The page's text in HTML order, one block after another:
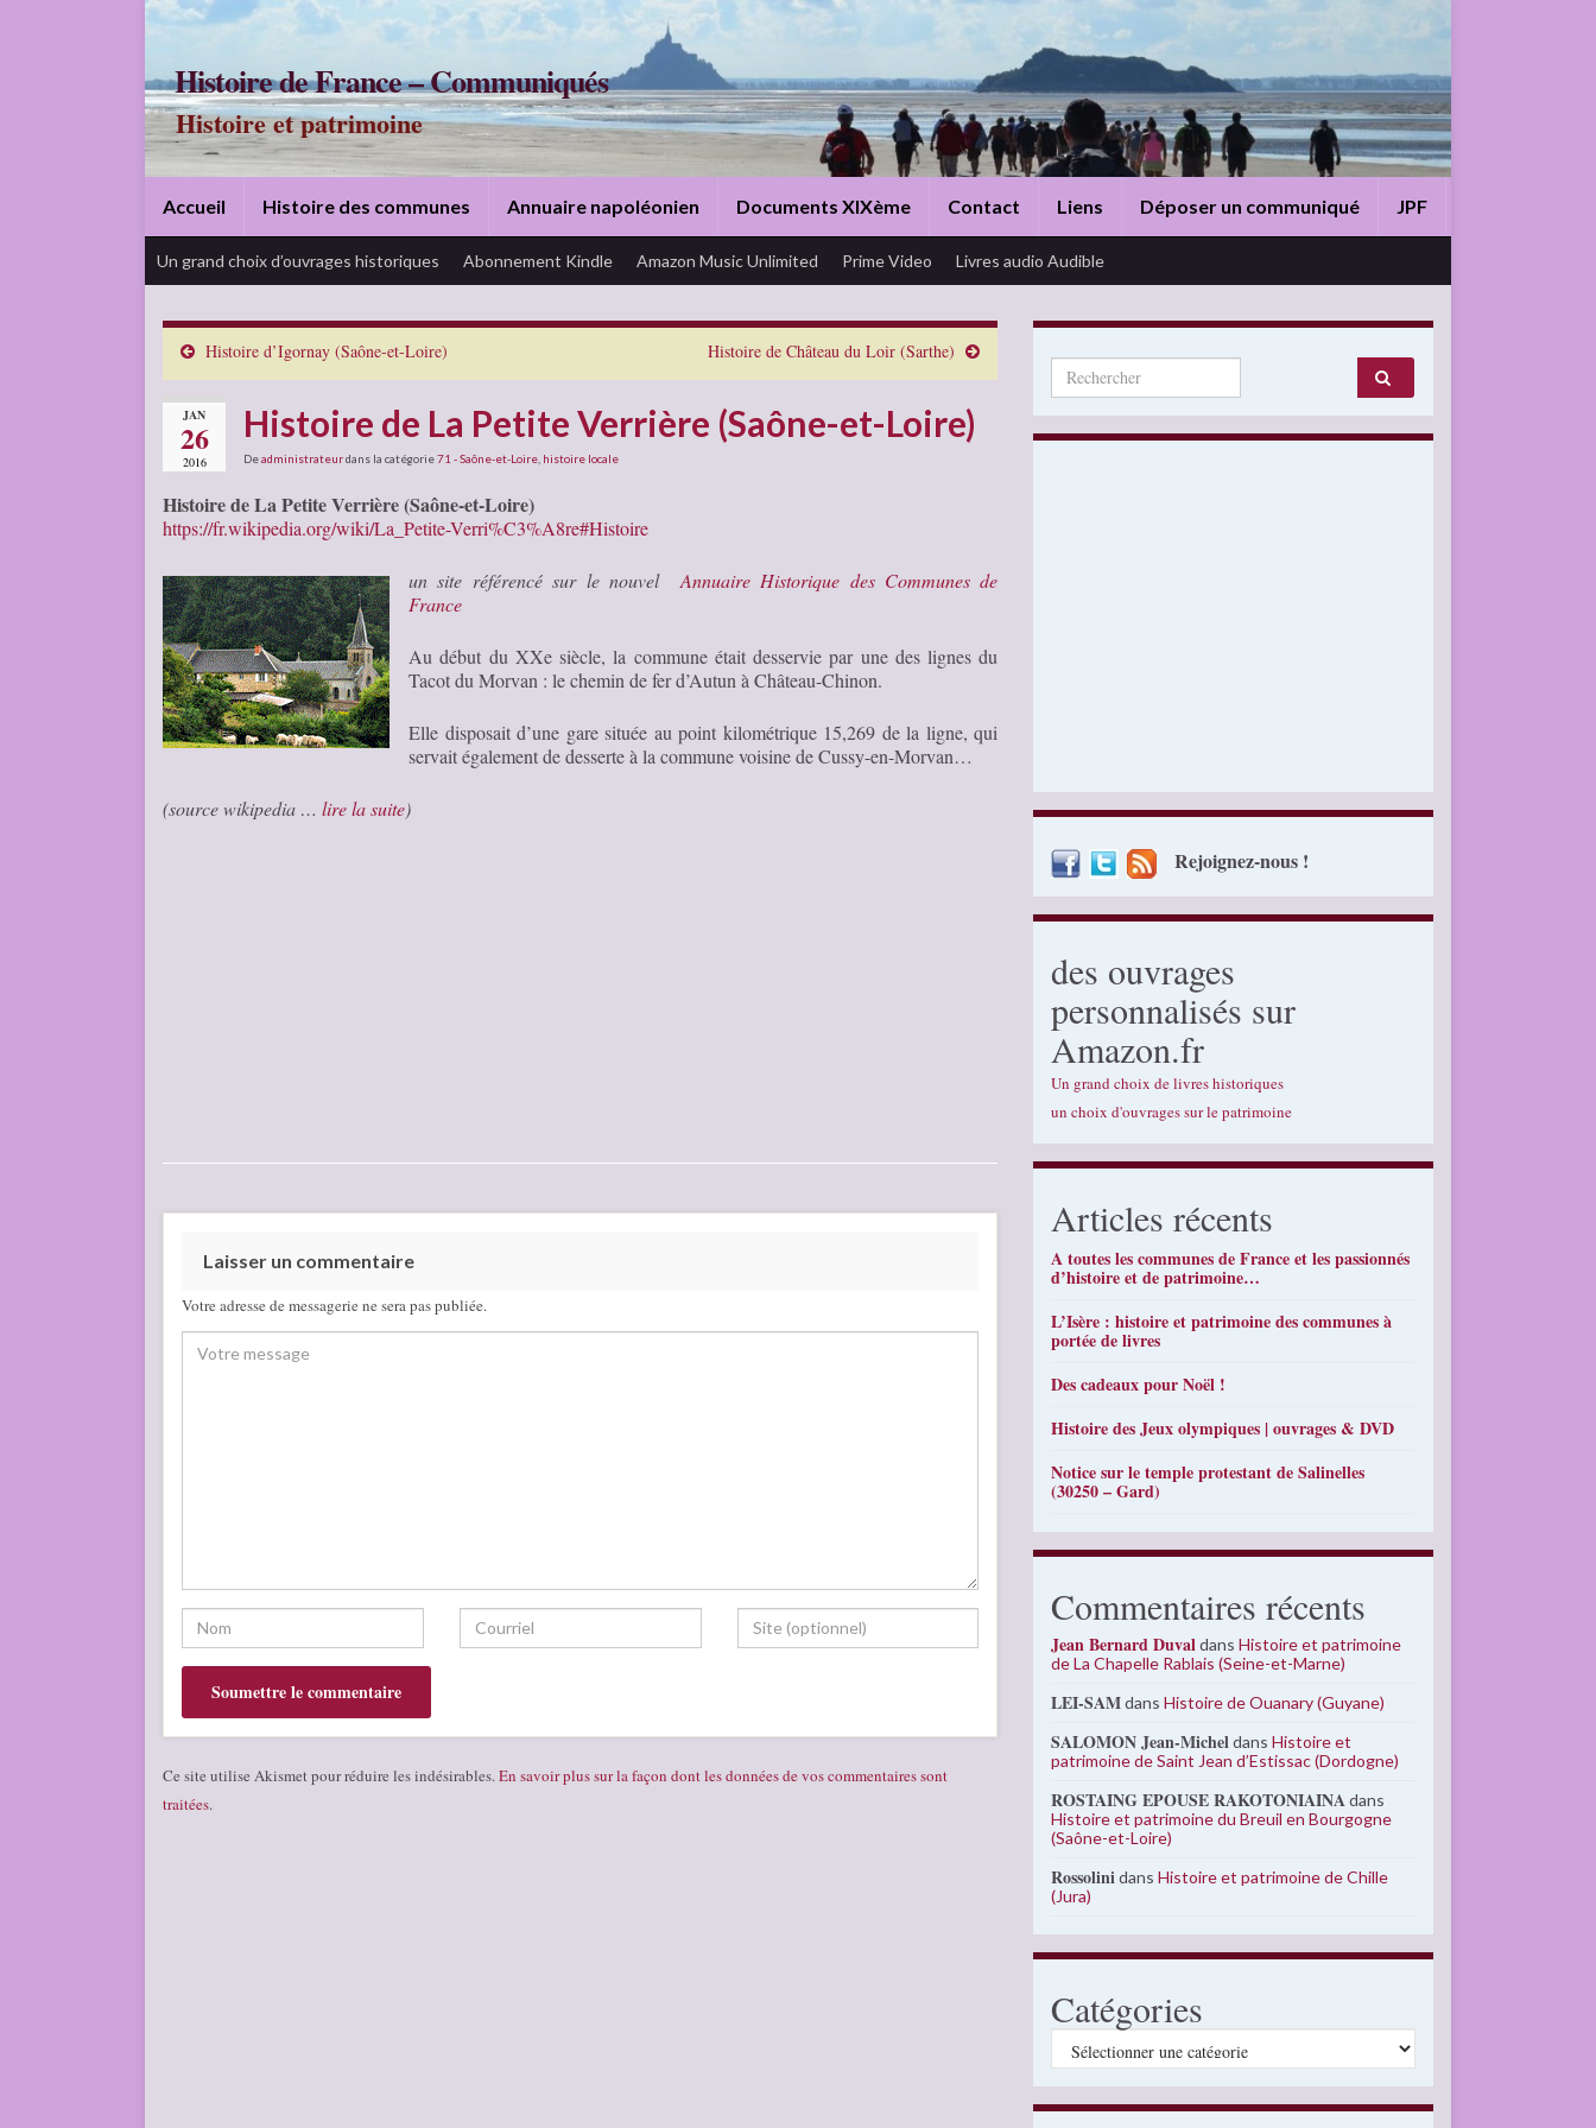
Histoire de France – Communiqués
Histoire et patrimoine
Accueil Histoire des communes Annuaire napoléonien Documents XIXème Contact Liens Déposer un communiqué JPF
Un grand choix d’ouvrages historiques Abonnement Kindle Amazon Music Unlimited Prime Video Livres audio Audible
Histoire d’Igornay (Saône-et-Loire) Histoire de Château du Loir (Sarthe)
JAN
26
2016
Histoire de La Petite Verrière (Saône-et-Loire)
Deadministrateurdans la catégorie71 - Saône-et-Loire histoire locale
Histoire de La Petite Verrière (Saône-et-Loire)
https://fr.wikipedia.org/wiki/La_Petite-Verri%C3%A8re#Histoire
un site référencé sur le nouvel Annuaire Historique des Communes de
France
Au début du XXe siècle, la commune était desservie par une des lignes du
Tacot du Morvan : le chemin de fer d’Autun à Château-Chinon.
Elle disposait d’une gare située au point kilométrique 15,269 de la ligne, qui
servait également de desserte à la commune voisine de Cussy-en-Morvan…
(source wikipedia … lire la suite)
Laisser un commentaire
Votre adresse de messagerie ne sera pas publiée.
Ce site utilise Akismet pour réduire les indésirables. En savoir plus sur la façon dont les données de vos commentaires sont
traitées.
Search for:
Rejoignez-nous !
des ouvrages
personnalisés sur
Amazon.fr
Un grand choix de livres historiques
un choix d'ouvrages sur le patrimoine
Articles récents
A toutes les communes de France et les passionnés
d’histoire et de patrimoine…
L’Isère : histoire et patrimoine des communes à
portée de livres
Des cadeaux pour Noël !
Histoire des Jeux olympiques | ouvrages & DVD
Notice sur le temple protestant de Salinelles
(30250 – Gard)
Commentaires récents
Jean Bernard DuvaldansHistoire et patrimoine
de La Chapelle Rablais (Seine-et-Marne)
LEI-SAMdansHistoire de Ouanary (Guyane)
SALOMON Jean-MicheldansHistoire et
patrimoine de Saint Jean d’Estissac (Dordogne)
ROSTAING EPOUSE RAKOTONIAINAdans
Histoire et patrimoine du Breuil en Bourgogne
(Saône-et-Loire)
RossolinidansHistoire et patrimoine de Chille
(Jura)
Catégories
Catégories